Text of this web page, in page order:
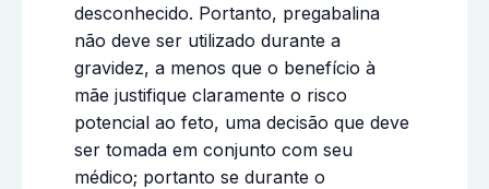
desconhecido. Portanto, pregabalina
não deve ser utilizado durante a
gravidez, a menos que o benefício à
mãe justifique claramente o risco
potencial ao feto, uma decisão que deve
ser tomada em conjunto com seu
médico; portanto se durante o